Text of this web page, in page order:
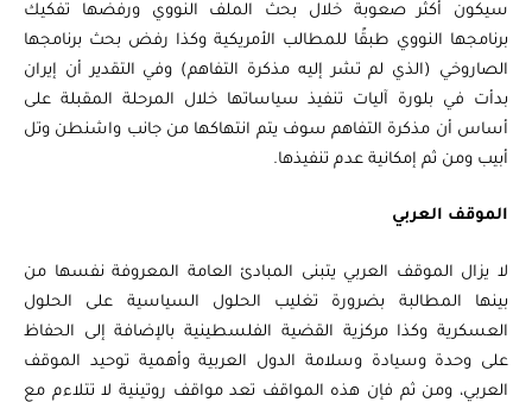
سيكون أكثر صعوبة خلال بحث الملف النووي ورفضها تفكيك
برنامجها النووي طبقًا للمطالب الأمريكية وكذا رفض بحث برنامجها
الصاروخي (الذي لم تشر إليه مذكرة التفاهم) وفي التقدير أن إيران
بدأت في بلورة آليات تنفيذ سياساتها خلال المرحلة المقبلة على
أساس أن مذكرة التفاهم سوف يتم انتهاكها من جانب واشنطن وتل
أبيب ومن ثم إمكانية عدم تنفيذها.
الموقف العربي
لا يزال الموقف العربي يتبنى المبادئ العامة المعروفة نفسها من
بينها المطالبة بضرورة تغليب الحلول السياسية على الحلول
العسكرية وكذا مركزية القضية الفلسطينية بالإضافة إلى الحفاظ
على وحدة وسيادة وسلامة الدول العربية وأهمية توحيد الموقف
العربي، ومن ثم فإن هذه المواقف تعد مواقف روتينية لا تتلاءم مع